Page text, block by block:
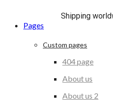
Shipping
Pages
Custom pages
404 page
About us
About us 2